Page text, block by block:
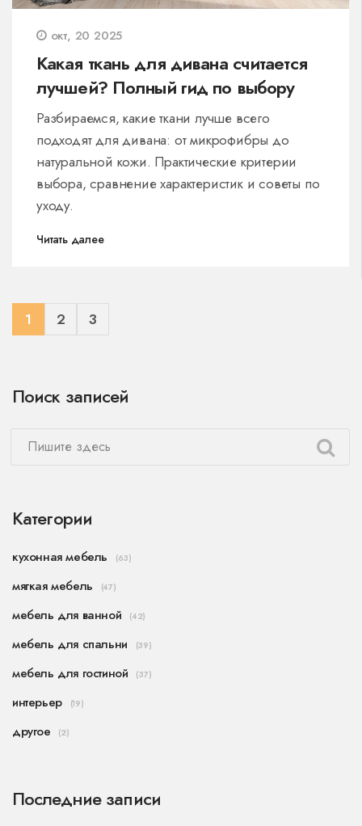
окт, 20 2025
Какая ткань для дивана считается
лучшей? Полный гид по выбору
Разбираемся, какие ткани лучше всего
подходят для дивана: от микрофибры до
натуральной кожи. Практические критерии
выбора, сравнение характеристик и советы по
уходу.
Читать далее
1 2 3
Поиск записей
Категории
кухонная мебель (63)
мягкая мебель (47)
мебель для ванной (42)
мебель для спальни (39)
мебель для гостиной (37)
интерьер (19)
другое (2)
Последние записи